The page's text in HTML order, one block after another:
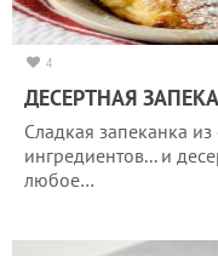
4
ДЕСЕРТНАЯ
Сладкая запеканка
ингредиентов... и
любое…